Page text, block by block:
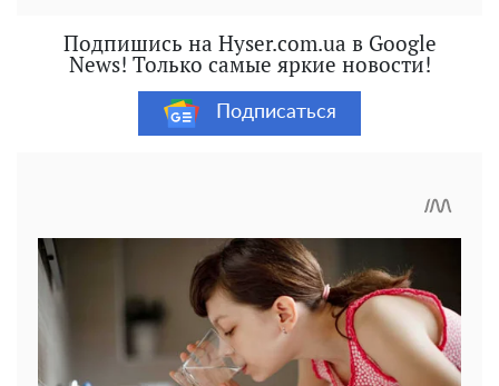
Подпишись на Hyser.com.ua в Google
News! Только самые яркие новости!
Подписаться